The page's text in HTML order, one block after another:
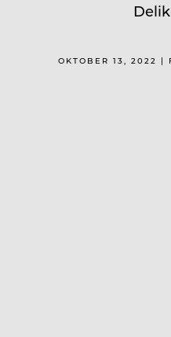
OKTOBER 13, 2022 |